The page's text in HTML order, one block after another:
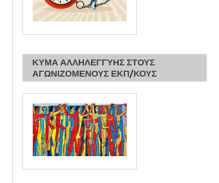
ΚΥΜΑ ΑΛΛΗΛΕΓΓΥΗΣ ΣΤΟΥΣ
ΑΓΩΝΙΖΟΜΕΝΟΥΣ ΕΚΠ/ΚΟΥΣ